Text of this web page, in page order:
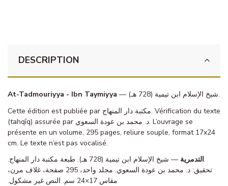
DESCRIPTION
At-Tadmouriyya - Ibn Taymiyya
— شيخ الإسلام ابن تيمية (728 هـ).
Cette édition est publiée par مكتبة دار المنهاج. Vérification du texte
(tahqîq) assurée par د. محمد بن عودة السعوي. L’ouvrage se
présente en un volume, 295 pages, reliure souple, format 17x24
cm. Le texte n’est pas vocalisé.
التدمرية
— شيخ الإسلام ابن تيمية (728 هـ). طبعة مكتبة دار المنهاج.
تحقيق: د. محمد بن عودة السعوي. مجلد واحد، 295 صفحة، غلاف مرن،
مقاس 17×24 سم. النص غير مشكول.